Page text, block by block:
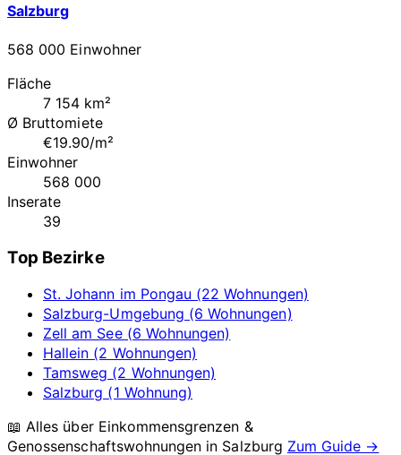
Salzburg
568 000 Einwohner
Fläche
7 154 km²
Ø Bruttomiete
€19.90/m²
Einwohner
568 000
Inserate
39
Top Bezirke
St. Johann im Pongau (22 Wohnungen)
Salzburg-Umgebung (6 Wohnungen)
Zell am See (6 Wohnungen)
Hallein (2 Wohnungen)
Tamsweg (2 Wohnungen)
Salzburg (1 Wohnung)
📖 Alles über Einkommensgrenzen &
Genossenschaftswohnungen in Salzburg Zum Guide →